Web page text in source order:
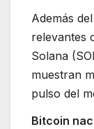
Además
relevantes
Solana
muestran
pulso del
Bitcoin